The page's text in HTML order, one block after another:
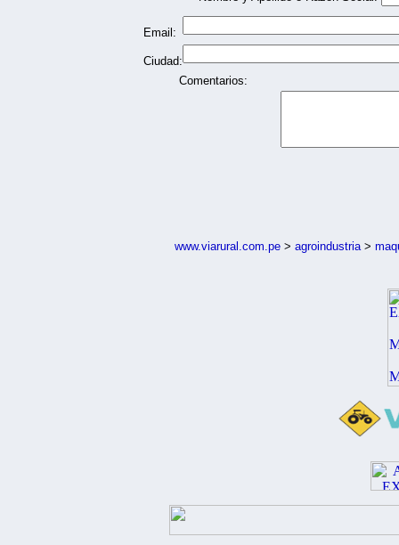
Email:
Ciudad:
Comentarios:
www.viarural.com.pe > agroindustria>